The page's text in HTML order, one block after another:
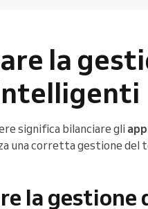
la
significa bilanciare gli
una corretta gestione del
la gestione